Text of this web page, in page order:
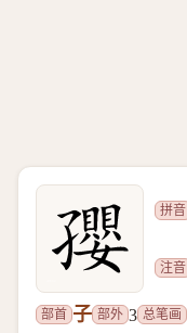
拼音
注音
部首 子 部外 3 总笔画